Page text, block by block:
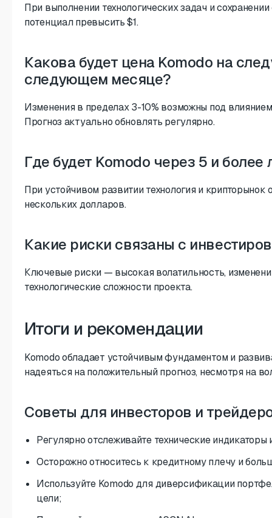
При выполнении технологических задач и
потенциал превысить $1.
Какова будет цена Komodo на
следующем месяце?
Изменения в пределах 3-10% возможны под
Прогноз актуально обновлять регулярно.
Где будет Komodo через 5 и более
При устойчивом развитии технология и крипторынок
нескольких долларов.
Какие риски связаны с
Ключевые риски — высокая волатильность,
технологические сложности проекта.
Итоги и рекомендации
Komodo обладает устойчивым фундаментом и
надеяться на положительный прогноз, несмотря на
Советы для инвесторов и
Регулярно отслеживайте технические индикаторы
Осторожно относитесь к кредитному плечу и
Используйте Komodo для диверсификации
цели;